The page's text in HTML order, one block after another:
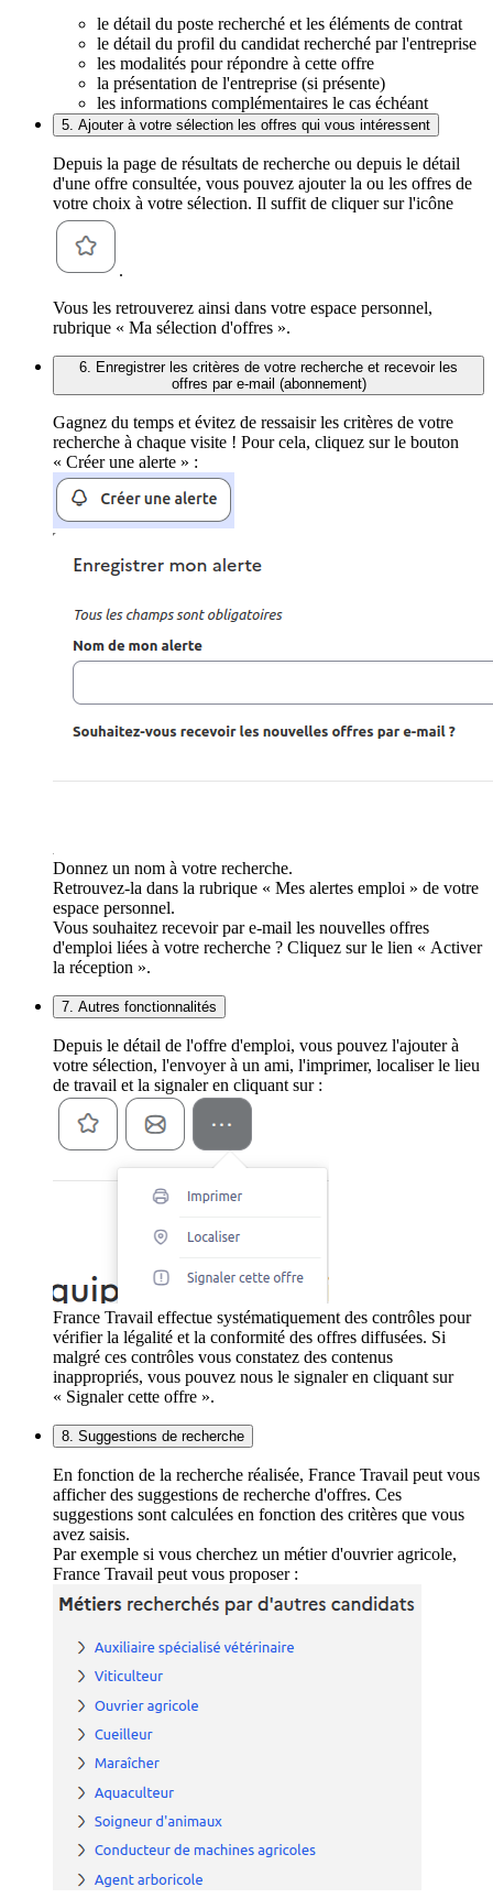
le détail du poste recherché et les éléments de contrat
le détail du profil du candidat recherché par l'entreprise
les modalités pour répondre à cette offre
la présentation de l'entreprise (si présente)
les informations complémentaires le cas échéant
5. Ajouter à votre sélection les offres qui vous intéressent
Depuis la page de résultats de recherche ou depuis le détail
d'une offre consultée, vous pouvez ajouter la ou les offres de
votre choix à votre sélection. Il suffit de cliquer sur l'icône
.
Vous les retrouverez ainsi dans votre espace personnel,
rubrique « Ma sélection d'offres ».
6. Enregistrer les critères de votre recherche et recevoir les
offres par e-mail (abonnement)
Gagnez du temps et évitez de ressaisir les critères de votre
recherche à chaque visite ! Pour cela, cliquez sur le bouton
« Créer une alerte » :
Donnez un nom à votre recherche.
Retrouvez-la dans la rubrique « Mes alertes emploi » de votre
espace personnel.
Vous souhaitez recevoir par e-mail les nouvelles offres
d'emploi liées à votre recherche ? Cliquez sur le lien « Activer
la réception ».
7. Autres fonctionnalités
Depuis le détail de l'offre d'emploi, vous pouvez l'ajouter à
votre sélection, l'envoyer à un ami, l'imprimer, localiser le lieu
de travail et la signaler en cliquant sur :
France Travail effectue systématiquement des contrôles pour
vérifier la légalité et la conformité des offres diffusées. Si
malgré ces contrôles vous constatez des contenus
inappropriés, vous pouvez nous le signaler en cliquant sur
« Signaler cette offre ».
8. Suggestions de recherche
En fonction de la recherche réalisée, France Travail peut vous
afficher des suggestions de recherche d'offres. Ces
suggestions sont calculées en fonction des critères que vous
avez saisis.
Par exemple si vous cherchez un métier d'ouvrier agricole,
France Travail peut vous proposer :